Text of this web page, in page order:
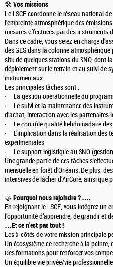
🛠️ Vos missions
Le LSCE coordonne le réseau national
l'empreinte atmosphérique des
mesures effectuées par des instruments
Dans ce cadre, vous serez en charge
des GES dans la colonne
situ de quelques stations du SNO, dont
déploiement sur le terrain et au suivi de
instrumentaux.
Les principales tâches sont :
· La gestion opérationnelle du
· Le suivi et la maintenance des
d’achat, interaction avec les partenaires
· Le contrôle qualité hebdomadaire
· L’implication dans la réalisation des
expérimentales
· Le support logistique au SNO
Une grande partie de ces tâches
mensuelle en forêt d’Orléans. De plus,
intensives de lâcher d’AirCore, ainsi que
🤝Pourquoi nous rejoindre ? ….
En rejoignant le LSCE, vous intégrez un
l’opportunité d’apprendre, de grandir et
…Et ce n'est pas tout !
Les à-côtés de votre mission principale
Un écosystème de recherche à la
Des formations pour renforcer vos
Un équilibre vie privée/vie